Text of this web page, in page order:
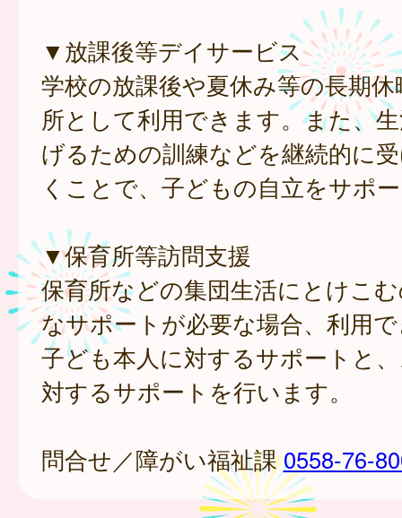
▼放課後等デイサービス
学校の放課後や夏休み等の長期
所として利用できます。また、
げるための訓練などを継続的に
くことで、子どもの自立をサポ
▼保育所等訪問支援
保育所などの集団生活にとけこ
なサポートが必要な場合、利用
子ども本人に対するサポートと
対するサポートを行います。
問合せ／障がい福祉課0558-76-